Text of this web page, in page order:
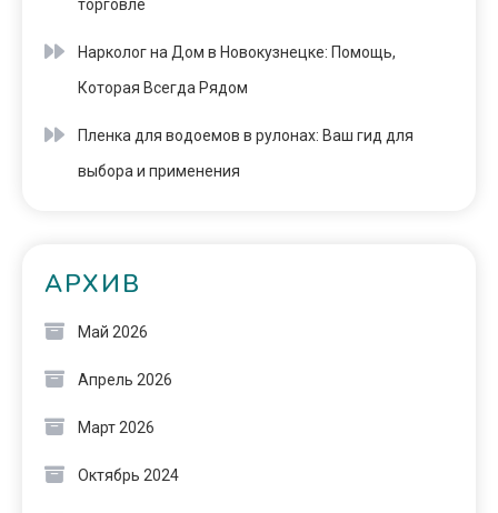
торговле
Нарколог на Дом в Новокузнецке: Помощь,
Которая Всегда Рядом
Пленка для водоемов в рулонах: Ваш гид для
выбора и применения
АРХИВ
Май 2026
Апрель 2026
Март 2026
Октябрь 2024